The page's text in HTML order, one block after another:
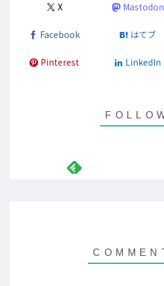
X Mastodon
Facebook はてブ
Pinterest LinkedIn